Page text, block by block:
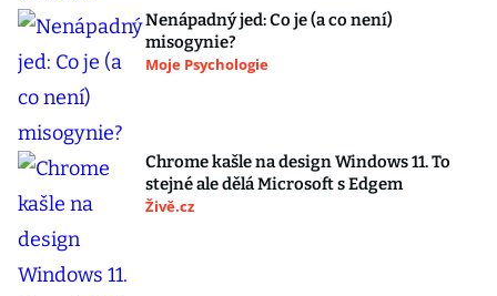
Nenápadný jed: Co je (a co není)
misogynie?
Moje Psychologie
Chrome kašle na design Windows 11. To
stejné ale dělá Microsoft s Edgem
Živě.cz